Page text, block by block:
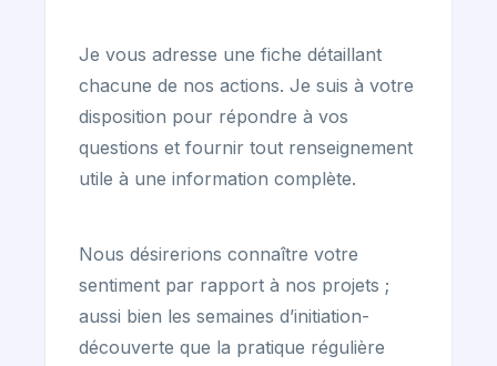
Je vous adresse une fiche détaillant
chacune de nos actions. Je suis à votre
disposition pour répondre à vos
questions et fournir tout renseignement
utile à une information complète.
Nous désirerions connaître votre
sentiment par rapport à nos projets ;
aussi bien les semaines d’initiation-
découverte que la pratique régulière